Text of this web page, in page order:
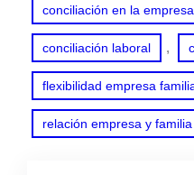
conciliación en la
conciliación laboral ,
flexibilidad empresa
relación empresa y familia